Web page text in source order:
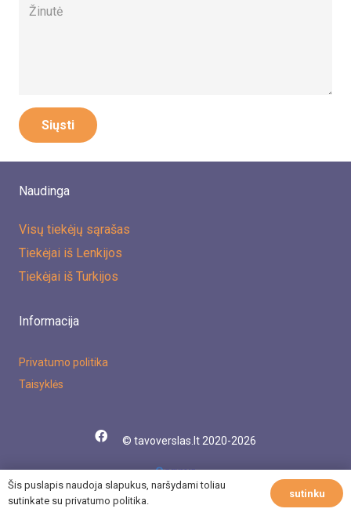
Siųsti
Naudinga
Visų tiekėjų sąrašas
Tiekėjai iš Lenkijos
Tiekėjai iš Turkijos
Informacija
Privatumo politika
Taisyklės
© tavoverslas.lt 2020-2026
Šis puslapis naudoja slapukus, naršydami toliau
sutinkate su privatumo politika.
sutinku